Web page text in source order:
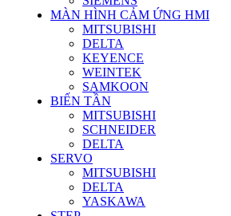
MÀN HÌNH CẢM ỨNG HMI
MITSUBISHI
DELTA
KEYENCE
WEINTEK
SAMKOON
BIẾN TẦN
MITSUBISHI
SCHNEIDER
DELTA
SERVO
MITSUBISHI
DELTA
YASKAWA